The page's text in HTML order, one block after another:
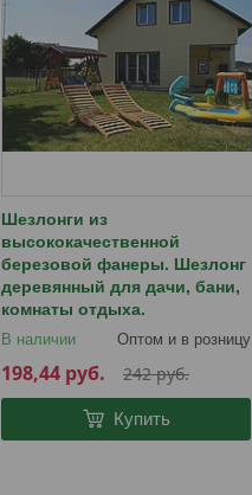
Шезлонги из
высококачественной
березовой фанеры. Шезлонг
деревянный для дачи, бани,
комнаты отдыха.
В наличии Оптом и в розницу
242руб.
198,44 руб.
Купить